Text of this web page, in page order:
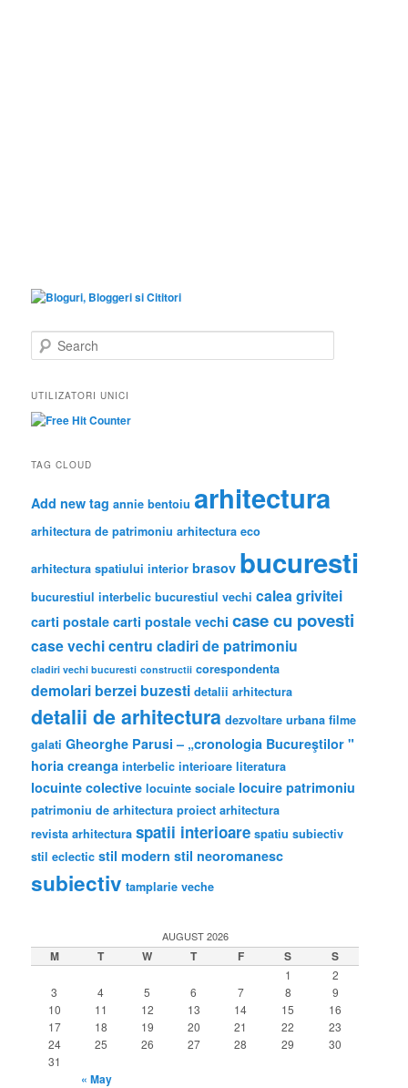
e
r
c
h
UTILIZATORI UNICI
TAG CLOUD
Add new tag annie bentoiu arhitectura
arhitectura de patrimoniu arhitectura eco
arhitectura spatiului interior brasov bucuresti
bucurestiul interbelic bucurestiul vechi calea grivitei
carti postale carti postale vechi case cu povesti
case vechicentru cladiri de patrimoniu
cladiri vechi bucuresti constructii corespondenta
demolari berzei buzesti detalii arhitectura
detalii de arhitectura dezvoltare urbana filme
galati Gheorghe Parusi – „cronologia Bucureştilor "
horia creanga interbelic interioare literatura
locuinte colective locuinte sociale locuire patrimoniu
patrimoniu de arhitectura proiect arhitectura
revista arhitectura spatii interioare spatiu subiectiv
stil eclectic stil modern stil neoromanesc
subiectiv tamplarie veche
AUGUST 2026
M T W T F S S
1
2
3
4 5 6 7 8
9
10
11 12 13 14 15
16
17
18 19 20 21 22
23
24
25 26 27 28 29
30
31
« May